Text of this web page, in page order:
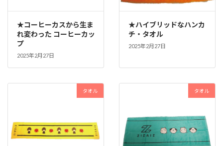
★コーヒーカスから生ま
れ変わった コーヒーカッ
プ
2025年2月27日
★ハイブリッドなハンカ
チ・タオル
2025年2月27日
タオル タオル